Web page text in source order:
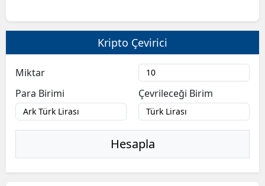
Bilecik
Bingöl
Bitlis
Burdur
Kripto Çevirici
Miktar
Para Birimi
Çevrileceği Birim
Hesapla